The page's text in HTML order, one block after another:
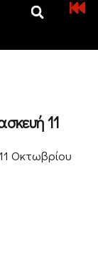
11
Οκτωβρίου